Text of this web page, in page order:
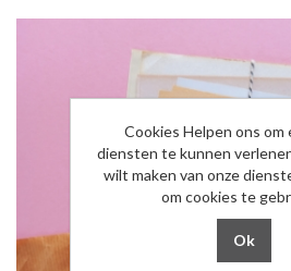
Cookies Helpen ons
diensten te kunnen
wilt maken van onze
om cookies te